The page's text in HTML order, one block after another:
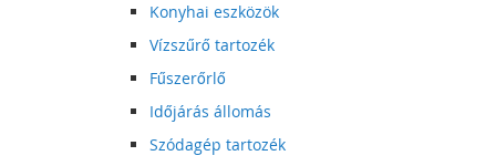
Konyhai eszközök
Vízszűrő tartozék
Fűszerőrlő
Időjárás állomás
Szódagép tartozék